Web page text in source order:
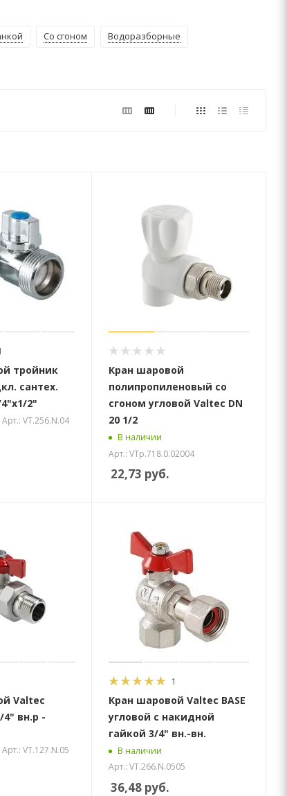
Со сгоном Водоразборные
тройник
сантех.
2"
Арт.: VT.256.N.04
Кран шаровой
полипропиленовый со
сгоном угловой Valtec DN
20 1/2
В наличии
Арт.: VTp.718.0.02004
22,73 руб.
Valtec
4" вн.р -
Арт.: VT.127.N.05
1
Кран шаровой Valtec BASE
угловой с накидной
гайкой 3/4" вн.-вн.
В наличии
Арт.: VT.266.N.0505
36,48 руб.